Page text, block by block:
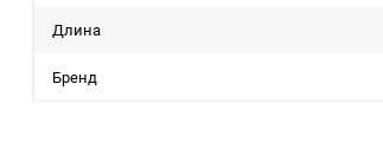
Длина
Бренд